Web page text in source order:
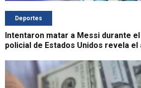
Deportes
Intentaron matar a Messi durante
policial de Estados Unidos revela el